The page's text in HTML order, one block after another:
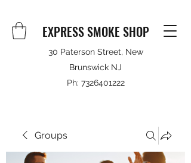
EXPRESS SMOKE SHOP
30 Paterson Street, New
Brunswick NJ
Ph: 7326401222
Groups